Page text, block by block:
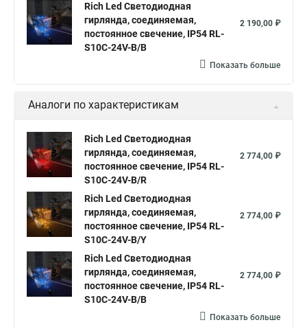
Гирлянды светодиодные нити
Светодиодные нити 10 м
Светодиодный нить Гирлянды нити купить светодиодные
Светодиодные нити гирлянды
Светодиодная гирлянда нить led
Гирлянда светодиодная белая нить
Светодиодная гирлянда нить белый
Светодиодные гирлянды нити
Светодиодная гирлянда нить 10
Гирлянда нить белая светодиодная
Купить гирлянда нить светодиодная
Rich Led Светодиодная
гирлянда, соединяемая,
постоянное свечение, IP54 RL-
S10C-24V-B/B
2 190,00 ₽
Показать больше
Аналоги по характеристикам
Rich Led Светодиодная
гирлянда, соединяемая,
постоянное свечение, IP54 RL-
S10C-24V-B/R
2 774,00 ₽
Rich Led Светодиодная
гирлянда, соединяемая,
постоянное свечение, IP54 RL-
S10C-24V-B/Y
2 774,00 ₽
Rich Led Светодиодная
гирлянда, соединяемая,
постоянное свечение, IP54 RL-
S10C-24V-B/B
2 774,00 ₽
Показать больше